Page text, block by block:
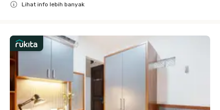
Lihat info lebih banyak